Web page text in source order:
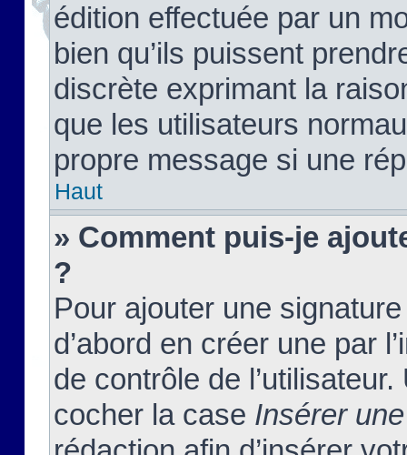
édition effectuée par un
bien qu’ils puissent
discrète exprimant la
que les utilisateurs
propre message si une
Haut
» Comment puis-je
?
Pour ajouter une
d’abord en créer une par
de contrôle de
cocher la case Insérer